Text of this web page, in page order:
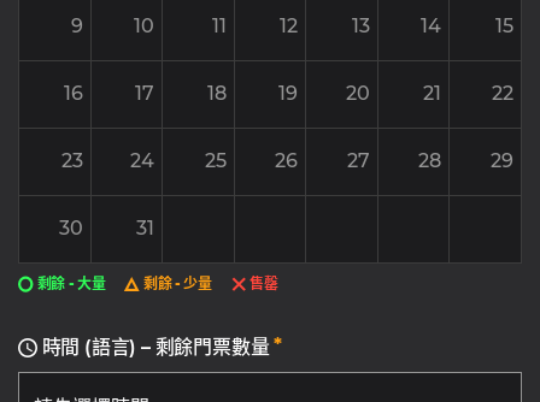
9 10 11 12 13 14 15
16 17 18 19 20 21 22
23 24 25 26 27 28 29
30 31
剩餘 - 大量 剩餘 - 少量 售罄
時間 (語言) – 剩餘門票數量*